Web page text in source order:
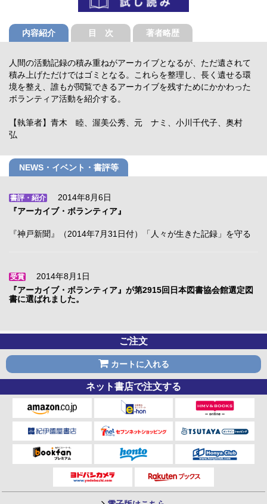
内容紹介 目 次 著者略歴
人間の活動記録の積み重ねがアーカイブとなるが、ただ遺されて
積み上げただけではゴミとなる。これらを整理し、長く遺せる環
境を整え、誰もが閲覧できるアーカイブを残すためにかかわった
ボランティア活動を紹介する。
【執筆者】青木 睦、渥美公秀、元 ナミ、小川千代子、奥村
弘
NEWS・イベント・書評等
書評・紹介
2014年8月6日
『アーカイブ・ボランティア』
『神戸新聞』（2014年7月31日付）「人々が生きた記録」を守る
受賞
2014年8月1日
『アーカイブ・ボランティア』が第2915回日本図書協会館選定図
書に選ばれました。
ご注文
カートに入れる
ネット書店で注文する